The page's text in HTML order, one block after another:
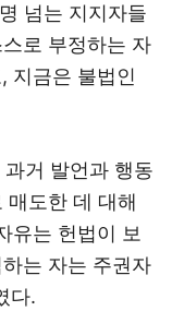
넘는 지지자들
로 부정하는 자
지금은 불법인
거 발언과 행동
매도한 데 대해
유는 헌법이 보
는 자는 주권자
다.